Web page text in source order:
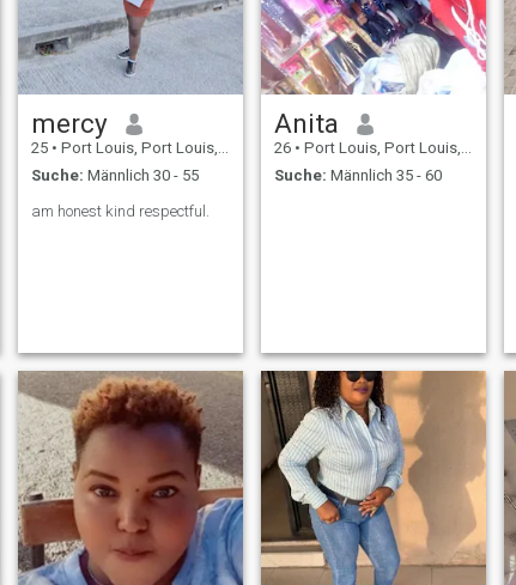
mercy
25 • Port Louis, Port Louis, Mauritius
Suche: Männlich 30 - 55
am honest kind respectful.
Anita
26 • Port Louis, Port Louis, Mauritius
Suche: Männlich 35 - 60